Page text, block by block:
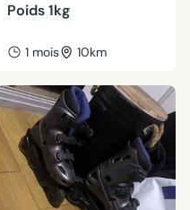
Poids 1kg
1 mois 10km